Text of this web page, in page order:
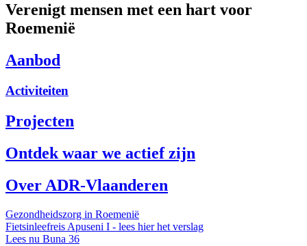
Verenigt mensen met een hart voor
Roemenië
Aanbod
Activiteiten
Projecten
Ontdek waar we actief zijn
Over ADR-Vlaanderen
Gezondheidszorg in Roemenië
Fietsinleefreis Apuseni I - lees hier het verslag
Lees nu Buna 36